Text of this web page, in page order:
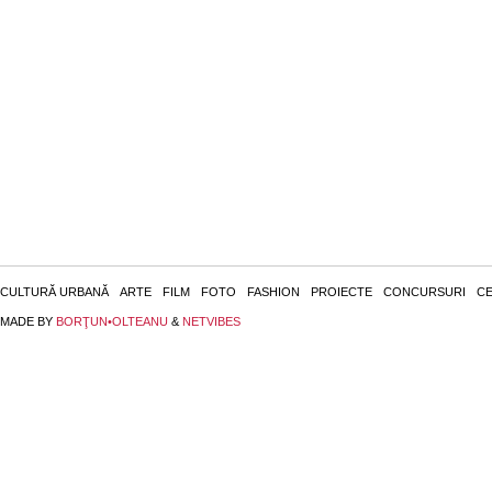
CULTURĂ URBANĂ ARTE FILM FOTO FASHION PROIECTE CONCURSURI
MADE BY BORŢUN•OLTEANU & NETVIBES